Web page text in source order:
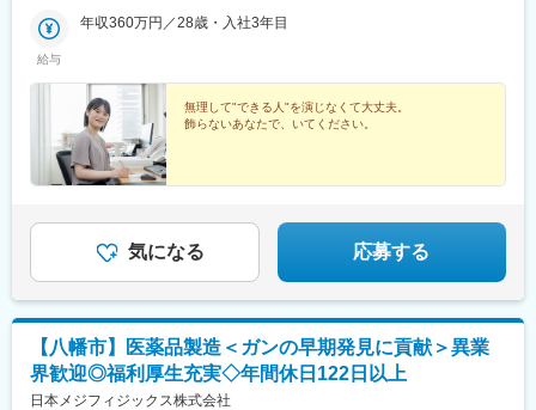
給与
年収360万円／28歳・入社3年目
無理して"できる人"を演じなくて大丈夫。
飾らないあなたで、いてください。
気になる 応募する
【八幡市】医薬品製造＜ガンの早期発見に貢献＞異業
界歓迎◎福利厚生充実◇年間休日122日以上
日本メジフィジックス株式会社